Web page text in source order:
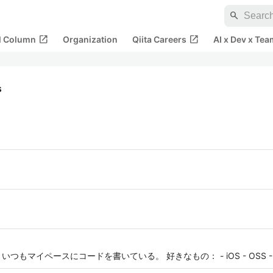
search
Column open_in_new Organization Qiita Careers open_in_new AI x Dev x
つもマイペースにコードを書いている。 好きなもの： - iOS - OSS